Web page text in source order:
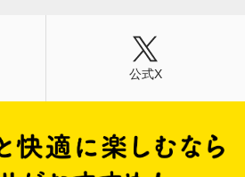
公式X